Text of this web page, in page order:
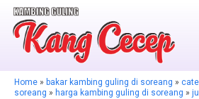
Home » bakar kambing guling di soreang »
soreang » harga kambing guling di soreang »